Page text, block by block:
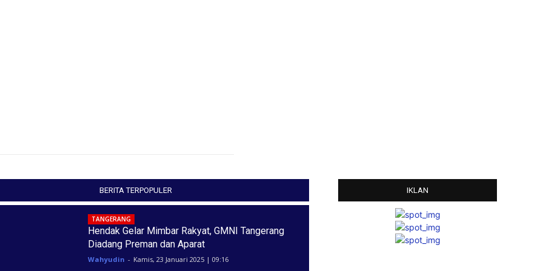
BERITA TERPOPULER
TANGERANG
Hendak Gelar Mimbar Rakyat, GMNI Tangerang
Diadang Preman dan Aparat
Wahyudin - Kamis, 23 Januari 2025 | 09:16
IKLAN